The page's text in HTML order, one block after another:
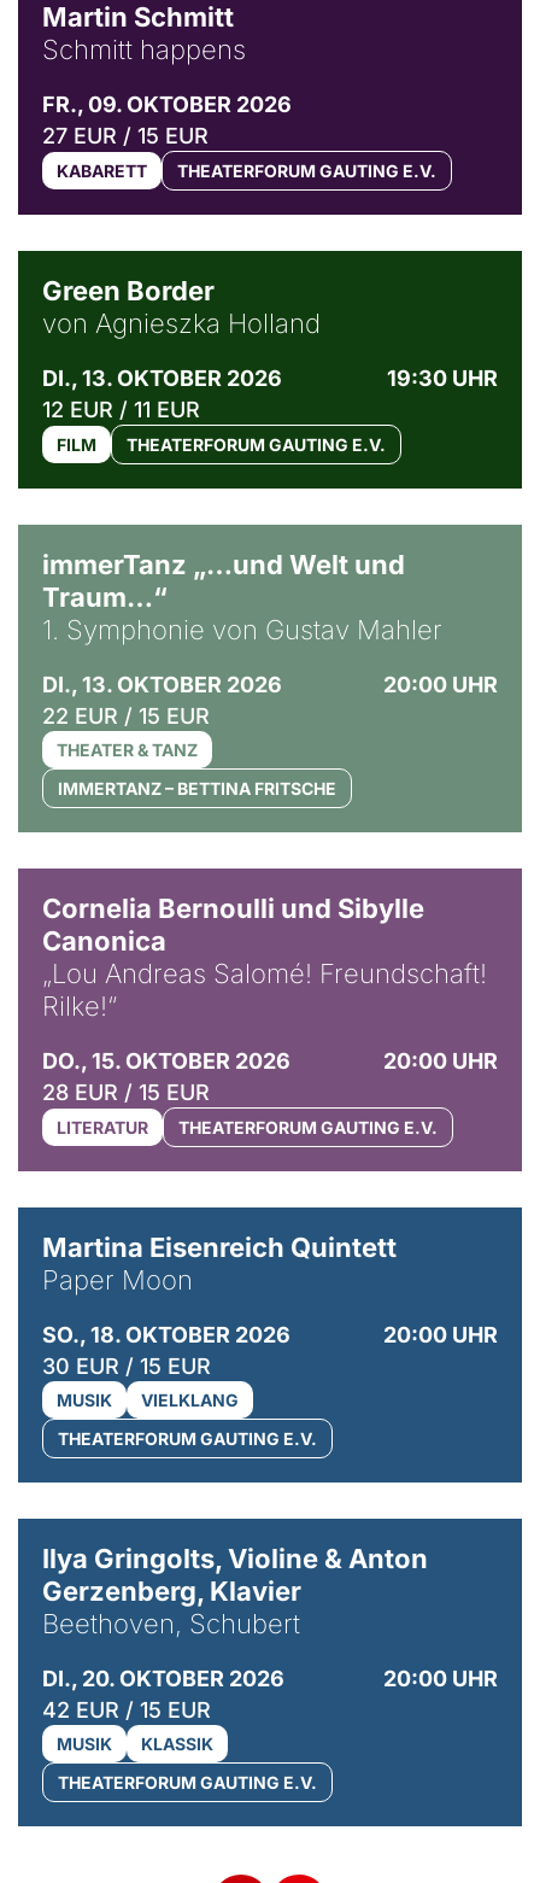
Martin Schmitt
Schmitt happens
FR., 09. OKTOBER 2026
27 EUR / 15 EUR
KABARETT THEATERFORUM GAUTING E.V.
Green Border
von Agnieszka Holland
DI., 13. OKTOBER 2026
19:30 UHR
12 EUR / 11 EUR
FILM THEATERFORUM GAUTING E.V.
immerTanz „…und Welt und
Traum…“
1. Symphonie von Gustav Mahler
DI., 13. OKTOBER 2026
20:00 UHR
22 EUR / 15 EUR
THEATER & TANZ
IMMERTANZ – BETTINA FRITSCHE
Cornelia Bernoulli und Sibylle
Canonica
„Lou Andreas Salomé! Freundschaft!
Rilke!“
DO., 15. OKTOBER 2026
20:00 UHR
28 EUR / 15 EUR
LITERATUR THEATERFORUM GAUTING E.V.
Martina Eisenreich Quintett
Paper Moon
SO., 18. OKTOBER 2026
20:00 UHR
30 EUR / 15 EUR
MUSIK
VIELKLANG
THEATERFORUM GAUTING E.V.
Ilya Gringolts, Violine & Anton
Gerzenberg, Klavier
Beethoven, Schubert
DI., 20. OKTOBER 2026
20:00 UHR
42 EUR / 15 EUR
MUSIK
KLASSIK
THEATERFORUM GAUTING E.V.